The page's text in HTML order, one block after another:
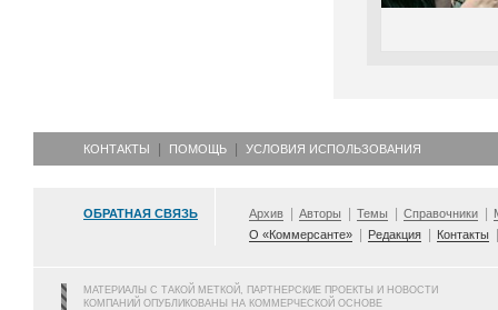
КОНТАКТЫ ПОМОЩЬ УСЛОВИЯ ИСПОЛЬЗОВАНИЯ
ОБРАТНАЯ СВЯЗЬ Архив Авторы Темы Справочники
О «Коммерсанте»
Редакция Контакты
МАТЕРИАЛЫ С ТАКОЙ МЕТКОЙ, ПАРТНЕРСКИЕ ПРОЕКТЫ И НОВОСТИ
КОМПАНИЙ ОПУБЛИКОВАНЫ НА КОММЕРЧЕСКОЙ ОСНОВЕ